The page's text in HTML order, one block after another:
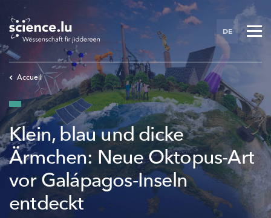
main
content
DE
Accueil
Klein, blau und dicke
Ärmchen: Neue Oktopus-Art
vor Galápagos-Inseln
entdeckt